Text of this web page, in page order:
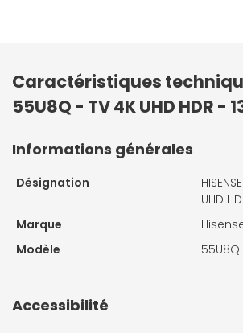
Caractéristiques
55U8Q - TV 4K UHD HDR -
Informations générales
Désignation
UHD
Marque
Modèle
55U8Q
Accessibilité